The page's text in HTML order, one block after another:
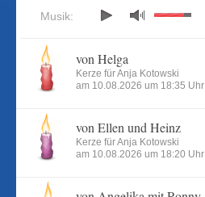
Musik:
von Helga
Kerze für Anja Kotowski
am 10.08.2026 um 18:35 Uhr
von Ellen und Heinz
Kerze für Anja Kotowski
am 10.08.2026 um 18:20 Uhr